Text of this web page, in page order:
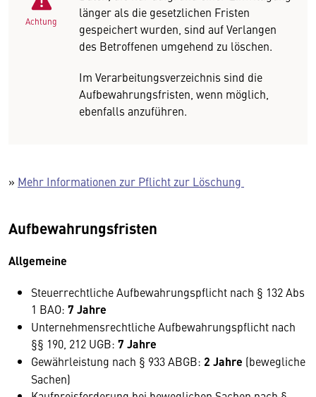
Achtung
länger als die gesetzlichen Fristen
gespeichert wurden, sind auf Verlangen
des Betroffenen umgehend zu löschen.
Im Verarbeitungsverzeichnis sind die
Aufbewahrungsfristen, wenn möglich,
ebenfalls anzuführen.
» Mehr Informationen zur Pflicht zur Löschung
Aufbewahrungsfristen
Allgemeine
Steuerrechtliche Aufbewahrungspflicht nach § 132 Abs
1 BAO: 7 Jahre
Unternehmensrechtliche Aufbewahrungspflicht nach
§§ 190, 212 UGB: 7 Jahre
Gewährleistung nach § 933 ABGB: 2 Jahre (bewegliche
Sachen)